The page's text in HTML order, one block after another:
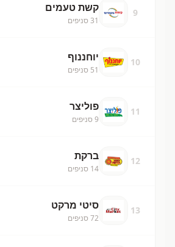
9 קשת טעמים
31 סניפים
10 יוחננוף
51 סניפים
11 פוליצר
9 סניפים
12 ברקת
14 סניפים
13 סיטי מרקט
72 סניפים